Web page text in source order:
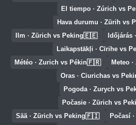
El tiempo · Zúrich vs
Hava durumu · Zürih vs
Időjárás
🇪🇪
Ilm · Zürich vs Peking
Laikapstākļi · Cīrihe vs
Meteo
🇫🇷
Météo · Zurich vs Pékin
Oras · Ciurichas vs
Pogoda · Zurych vs
Počasie · Zürich vs
Počasí
🇫🇮
Sää · Zürich vs Peking